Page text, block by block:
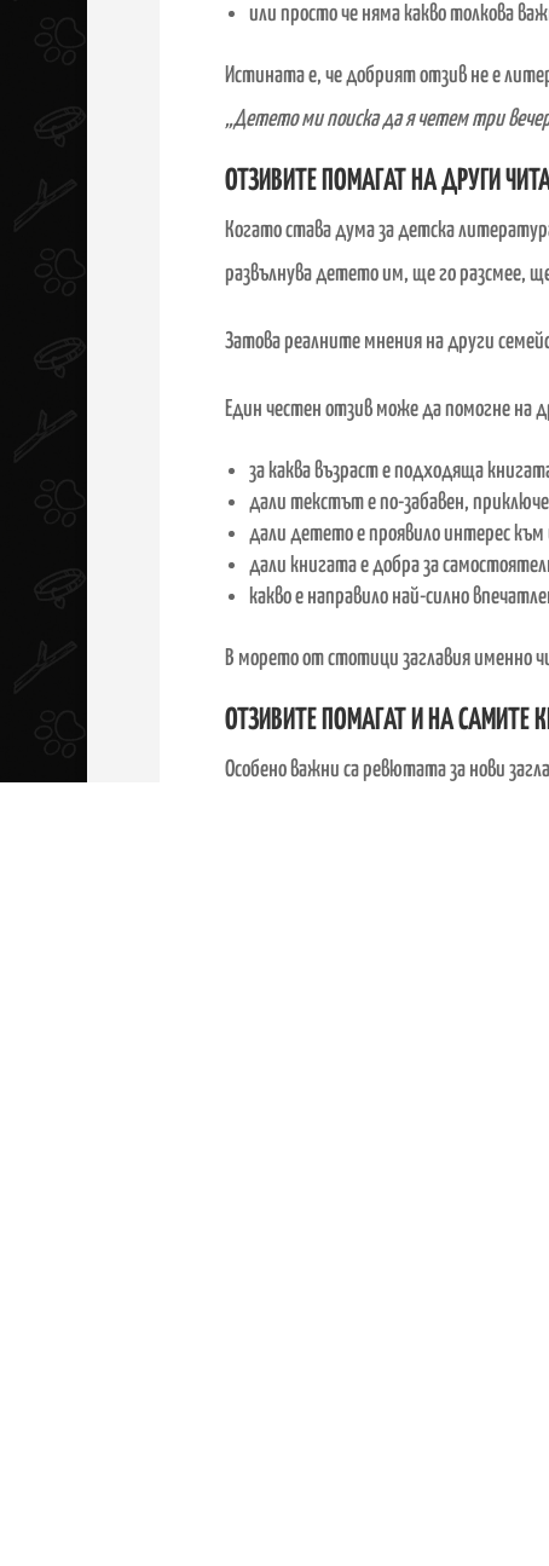
или просто че няма какво толкова
Истината е, че добрият отзив не е
„Детето ми поиска да я четем три
ОТЗИВИТЕ ПОМАГАТ НА ДРУГИ
Когато става дума за детска
развълнува детето им, ще го разсмее,
Затова реалните мнения на други
Един честен отзив може да помогне на
за каква възраст е подходяща
дали текстът е по-забавен,
дали детето е проявило интерес
дали книгата е добра за
какво е направило най-силно
В морето от стотици заглавия именно
ОТЗИВИТЕ ПОМАГАТ И НА САМИТЕ
Особено важни са ревютата за нови